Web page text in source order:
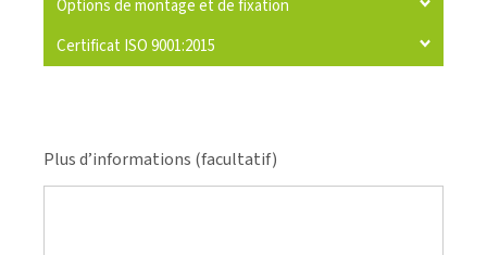
Options de montage et de fixation
Certificat ISO 9001:2015
Plus d’informations (facultatif)